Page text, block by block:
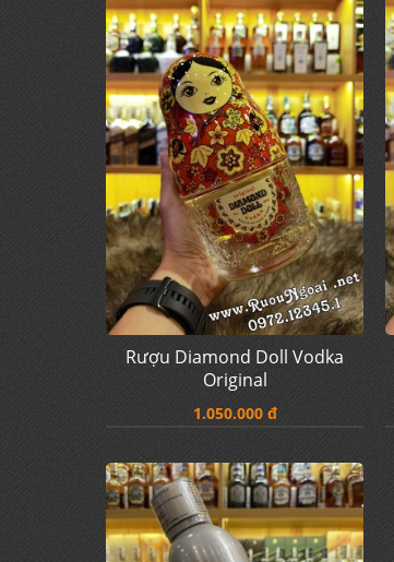
Rượu Diamond Doll Vodka
Original
1.050.000 đ